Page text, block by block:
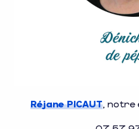
Réjane PICAUT, notre